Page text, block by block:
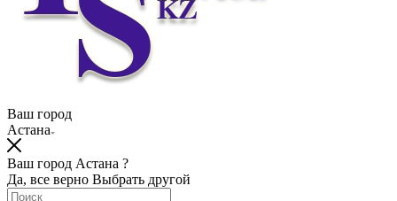
Ваш город
Астана
Ваш город Астана ?
Да, все верно Выбрать другой